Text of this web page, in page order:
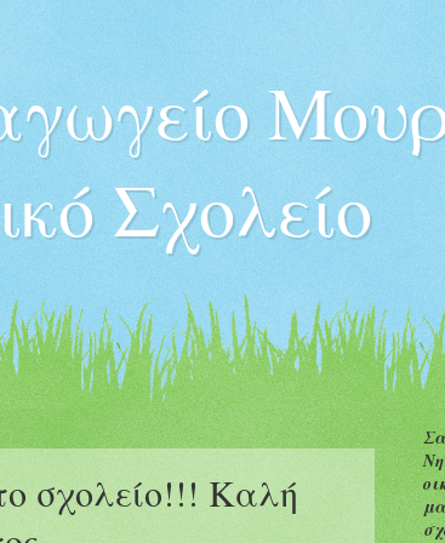
Σχολείο
σχολείο!!! Καλή